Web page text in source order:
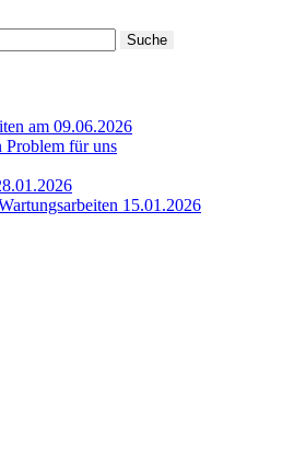
am 09.06.2026
Problem für uns
15.01.2026